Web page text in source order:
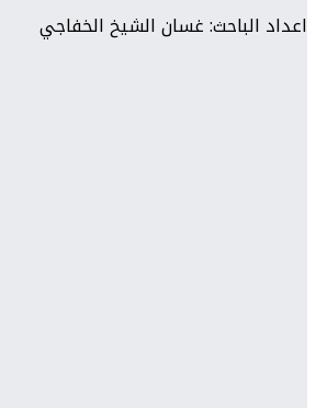
اعداد الباحث: غسان الشيخ الخفاجي